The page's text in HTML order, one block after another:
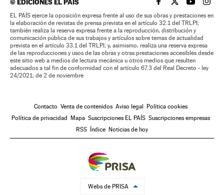
EL PAÍS BRASIL EN
EL PAÍSEL PAÍS
EL
EL PAÍS ejerce la oposición expresa frente al uso de sus obras y prestaciones en
la elaboración de revistas de prensa prevista en el artículo 32.1 del TRLPI;
también realiza la reserva expresa frente a la reproducción, distribución y
comunicación pública de sus trabajos y artículos sobre temas de actualidad
prevista en el artículo 33.1 del TRLPI; y, asimismo, realiza una reserva expresa
de las reproducciones y usos de las obras y otras prestaciones accesibles desde
este sitio web a medios de lectura mecánica u otros medios que resulten
adecuados a tal fin de conformidad con el artículo 67.3 del Real Decreto - ley
24/2021, de 2 de noviembre
Contacto Venta de contenidos Aviso legal Política cookies
Política de privacidad Mapa Suscripciones EL PAÍS Suscripciones empresas
RSS Índice Noticias de hoy
Webs de PRISA